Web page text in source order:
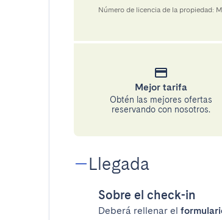
Número de licencia de la propiedad:
Mejor tarifa
Obtén las mejores ofertas
reservando con nosotros.
Llegada
Sobre el check-in
Deberá rellenar el